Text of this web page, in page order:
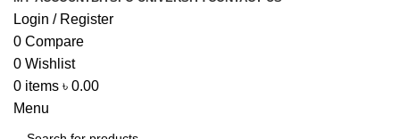
Login / Register
0 Compare
0 Wishlist
0 items ৳ 0.00
Menu